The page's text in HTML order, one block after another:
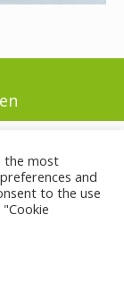
the most
and
to the use